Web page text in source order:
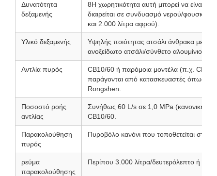
Δυνατότητα
δεξαμενής
8Η χωρητικότητα αυτή μπορεί να είναι εξ
διαιρείται σε συνδυασμό νερού/
και 2.000 λίτρα αφρού).
Υλικό δεξαμενής
Υψηλής ποιότητας ατσάλι άνθρακα με
ανοξείδωτο ατσάλι/σύνθετο αλουμίνιο).
Αντλία πυρός
CB10/60 ή παρόμοια μοντέλα (π.χ.
παράγονται από κατασκευαστές όπως η
Rongshen.
Ποσοστό ροής
αντλίας
Συνήθως 60 L/s σε 1,0 MPa (κανονική
CB10/60.
Παρακολούθηση
πυρός
Πυροβόλο κανόνι που τοποθετείται
ρεύμα
παρακολούθησης
Περίπου 3.000 λίτρα/δευτερόλεπτο ή